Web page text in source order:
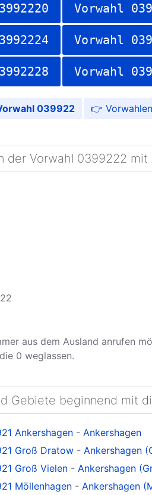
Vorwahl
Vorwahl
Vorwahl
039922
der Vorwahl 0399222
aus dem Ausland anrufen
0 weglassen.
Gebiete beginnend mit
Ankershagen - Ankershagen
Groß Dratow - Ankershagen
Groß Vielen - Ankershagen
Möllenhagen - Ankershagen